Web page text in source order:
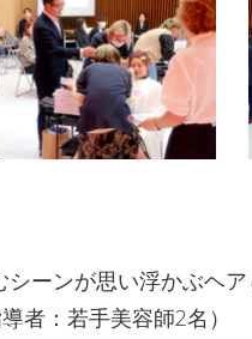
ーンが思い浮かぶヘア
者：若手美容師2名）